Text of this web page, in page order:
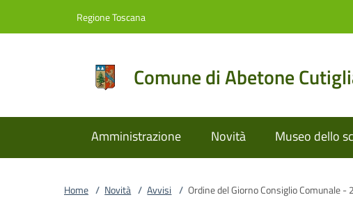
Regione Toscana
Comune di Abetone
Amministrazione Novità Museo dello
Home / Novità / Avvisi / Ordine del Giorno Consiglio Comunale -